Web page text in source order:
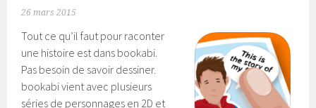
26 mars 2015
Tout ce qu’il faut pour raconter
une histoire est dans bookabi.
Pas besoin de savoir dessiner.
bookabi vient avec plusieurs
séries de personnages en 2D et